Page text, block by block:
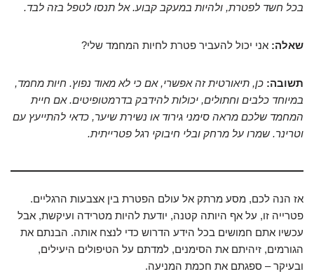
בכל חשד לפטרת, ולהיות במעקב קבוע. אל תנסו לטפל בזה לבד.
שאלה: אני יכול להעביר פטרת לחיות המחמד שלי?
תשובה: כן, תיאורטית זה אפשרי, אם כי לא מאוד נפוץ. חיות מחמד,
במיוחד כלבים וחתולים, יכולות להידבק בדרמטופיטים. אם חיית
המחמד שלכם מראה סימני גירוד או נשירת שיער, כדאי להתייעץ עם
וטרינר. שמרו על מרחק ובלי חיבוקי רגל פטרייתית.
אז הנה לכם, מסע מרתק אל עולם הפטרת בין אצבעות הרגליים.
פטרייה זו, על אף היותה קטנה, יודעת להיות מטרידה ועיקשת, אבל
עכשיו אתם חמושים בכל הידע הדרוש כדי לנצח אותה. הבנתם את
הגורמים, זיהיתם את הסימנים, למדתם על הטיפולים היעילים,
ובעיקר – ספגתם את חכמת המניעה.